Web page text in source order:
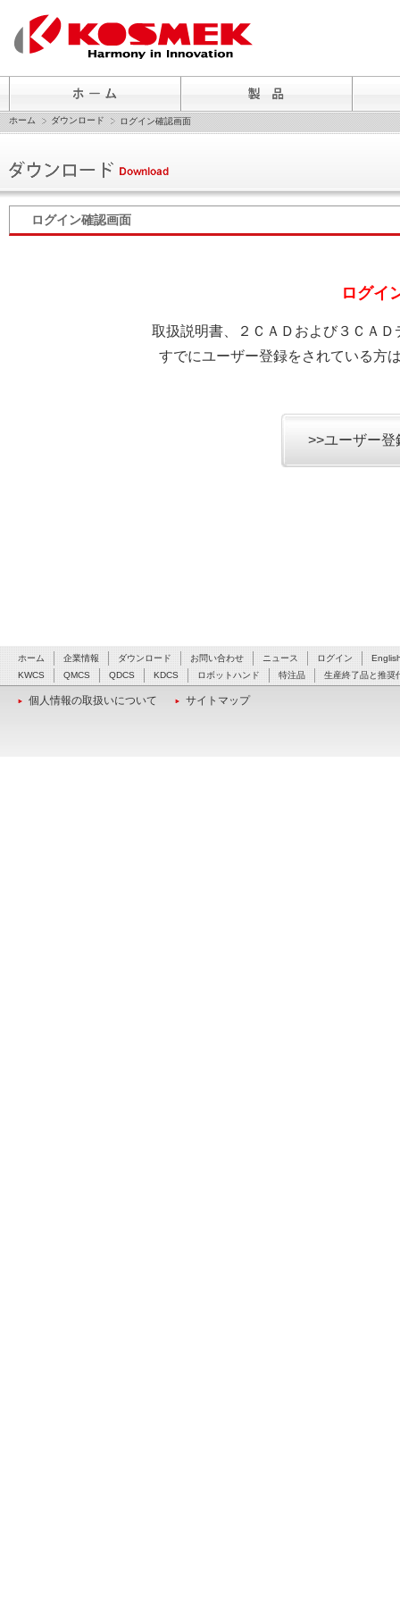
ホーム ダウンロード ログイン確認画面
ログイン確認画面
ログイ
取扱説明書、２ＣＡＤおよび３ＣＡ
すでにユーザー登録をされている方
>>ユーザー
ホーム 企業情報 ダウンロード お問い合わせ ニュース ログイン
KWCS
QMCS QDCS KDCS ロボットハンド 特注品 生産終了品と推奨
個人情報の取扱いについて サイトマップ